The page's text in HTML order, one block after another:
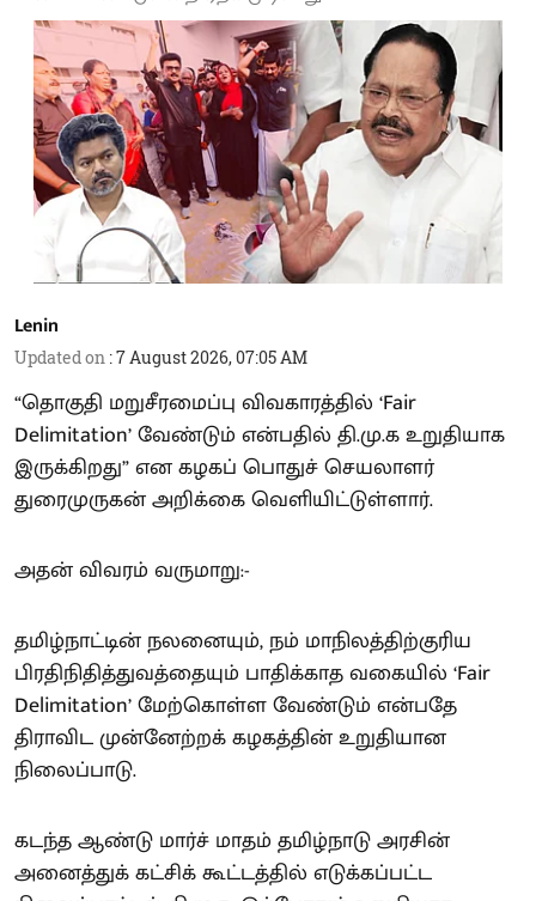
Lenin
Updated on :7 August 2026, 07:05 AM
“தொகுதி மறுசீரமைப்பு விவகாரத்தில் ‘Fair
Delimitation’ வேண்டும் என்பதில் தி.மு.க உறுதியாக
இருக்கிறது” என கழகப் பொதுச் செயலாளர்
துரைமுருகன் அறிக்கை வெளியிட்டுள்ளார்.
அதன் விவரம் வருமாறு:-
தமிழ்நாட்டின் நலனையும், நம் மாநிலத்திற்குரிய
பிரதிநிதித்துவத்தையும் பாதிக்காத வகையில் ‘Fair
Delimitation’ மேற்கொள்ள வேண்டும் என்பதே
திராவிட முன்னேற்றக் கழகத்தின் உறுதியான
நிலைப்பாடு.
கடந்த ஆண்டு மார்ச் மாதம் தமிழ்நாடு அரசின்
அனைத்துக் கட்சிக் கூட்டத்தில் எடுக்கப்பட்ட